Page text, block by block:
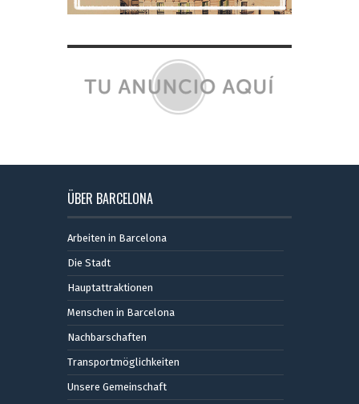
ÜBER BARCELONA
Arbeiten in Barcelona
Die Stadt
Hauptattraktionen
Menschen in Barcelona
Nachbarschaften
Transportmöglichkeiten
Unsere Gemeinschaft